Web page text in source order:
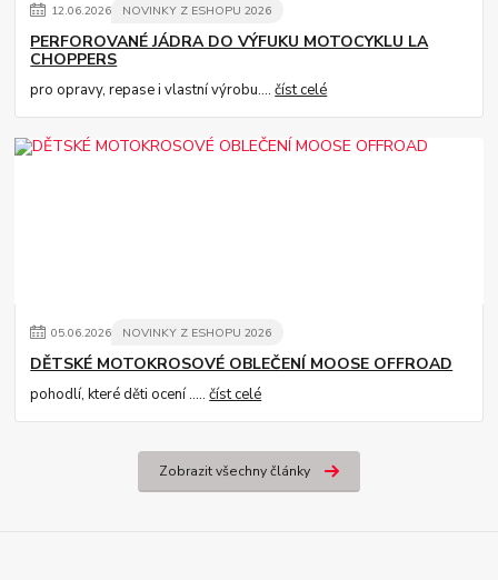
12.06.2026 NOVINKY Z ESHOPU 2026
PERFOROVANÉ JÁDRA DO VÝFUKU MOTOCYKLU LA
CHOPPERS
pro opravy, repase i vlastní výrobu....číst celé
05.06.2026 NOVINKY Z ESHOPU 2026
DĚTSKÉ MOTOKROSOVÉ OBLEČENÍ MOOSE OFFROAD
pohodlí, které děti ocení .....číst celé
Zobrazit všechny články